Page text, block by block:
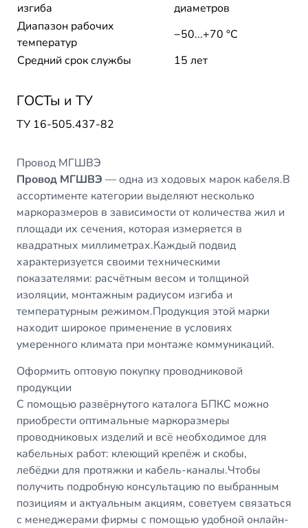
изгиба
диаметров
Диапазон рабочих
температур
−50...+70 °C
Средний срок службы
15 лет
ГОСТы и ТУ
ТУ 16-505.437-82
Провод МГШВЭ
Провод МГШВЭ — одна из ходовых марок кабеля.В
ассортименте категории выделяют несколько
маркоразмеров в зависимости от количества жил и
площади их сечения, которая измеряется в
квадратных миллиметрах.Каждый подвид
характеризуется своими техническими
показателями: расчётным весом и толщиной
изоляции, монтажным радиусом изгиба и
температурным режимом.Продукция этой марки
находит широкое применение в условиях
умеренного климата при монтаже коммуникаций.
Оформить оптовую покупку проводниковой
продукции
С помощью развёрнутого каталога БПКС можно
приобрести оптимальные маркоразмеры
проводниковых изделий и всё необходимое для
кабельных работ: клеющий крепёж и скобы,
лебёдки для протяжки и кабель-каналы.Чтобы
получить подробную консультацию по выбранным
позициям и актуальным акциям, советуем связаться
с менеджерами фирмы с помощью удобной онлайн-